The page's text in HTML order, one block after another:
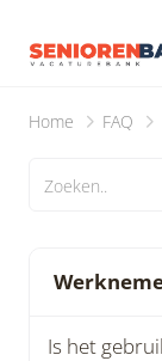
Home FAQ
Is het